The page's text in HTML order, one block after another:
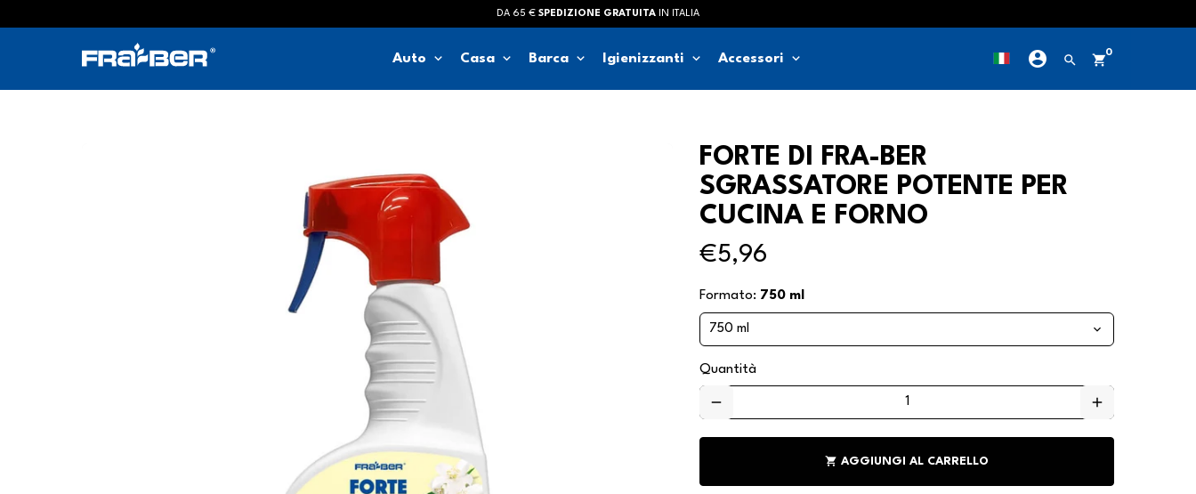
al
DA 65 € SPEDIZIONE GRATUITA IN ITALIA
Auto keyboard_arrow_down Casa keyboard_arrow_down Barca keyboard_arrow_down Igienizzanti keyboard_arrow_down Accessori keyboard_arrow_down account_circle search shopping_cart0
FORTE DI FRA-BER
SGRASSATORE POTENTE PER
CUCINA E FORNO
€5,96
Formato: 750 ml
Quantità
remove add
shopping_cart AGGIUNGI AL CARRELLO